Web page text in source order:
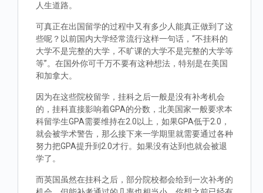
人生道路。
可真正在出国留学的过程中又有多少人能真正做到了这
些呢？以前国内大学经常流行这样一句话，“不挂科的
大学不是完整的大学，不旷课的大学不是完整的大学等
等”。在国外你可千万不要有这种想法，特别是在美国
和加拿大。
因为在这些院校留学，挂科之后一般是没有补考机会
的，挂科直接影响着GPA的分数，北美国家一般要求本
科留学生GPA需要维持在2.0以上，如果GPA低于2.0，
就会被学术警告，那么接下来一学期里就需要通过各种
努力把GPA提升到2.0才行。如果没有达到也就会被退
学了。
而英国虽然在挂科之后，部分院校都会给到一次补考的